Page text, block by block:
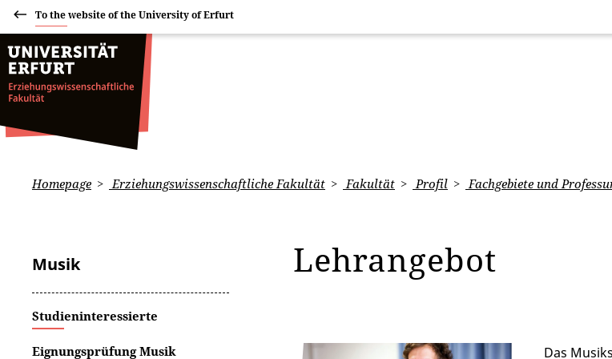
To the website of the University of Erfurt
Homepage Erziehungswissenschaftliche Fakultät Fakultät Profil Fachgebiete und
Musik
Studieninteressierte
Eignungsprüfung Musik
Lehrangebot
Das